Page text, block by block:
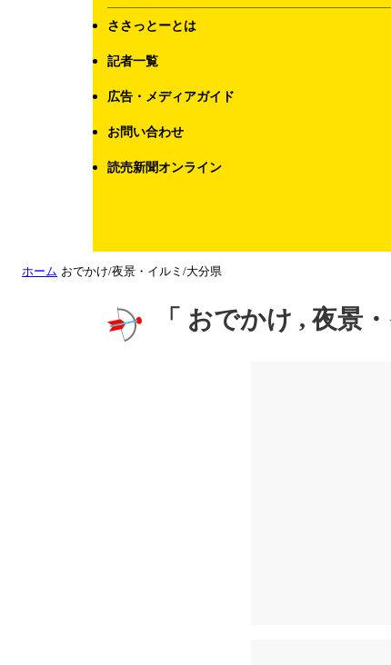
ささっとーとは
記者一覧
広告・メディアガイド
お問い合わせ
読売新聞オンライン
ホーム おでかけ/夜景・イルミ/大分県
「 おでかけ , 夜景